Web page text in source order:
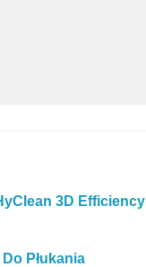
3D Efficiency
Płukania